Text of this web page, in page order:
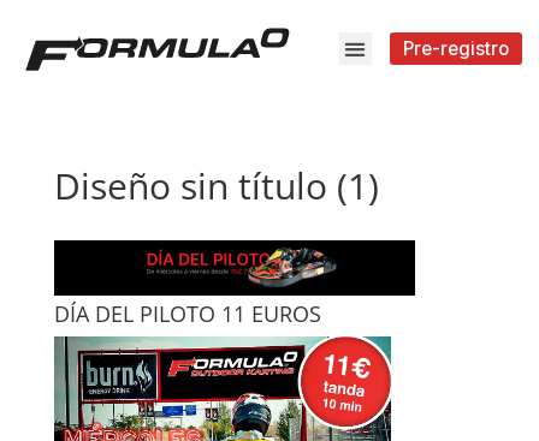
Pre-registro
Diseño sin título (1)
DÍA DEL PILOTO 11 EUROS